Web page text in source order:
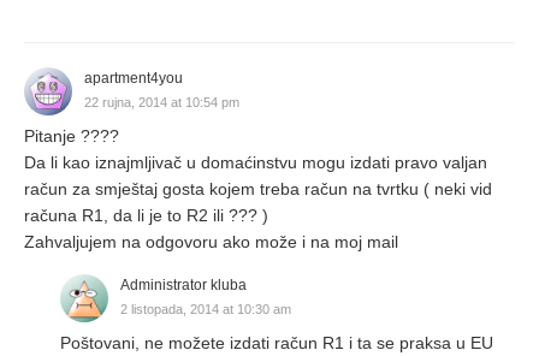
apartment4you
22 rujna, 2014 at 10:54 pm
Pitanje ????
Da li kao iznajmljivač u domaćinstvu mogu izdati pravo valjan
račun za smještaj gosta kojem treba račun na tvrtku ( neki vid
računa R1, da li je to R2 ili ??? )
Zahvaljujem na odgovoru ako može i na moj mail
Administrator kluba
2 listopada, 2014 at 10:30 am
Poštovani, ne možete izdati račun R1 i ta se praksa u EU